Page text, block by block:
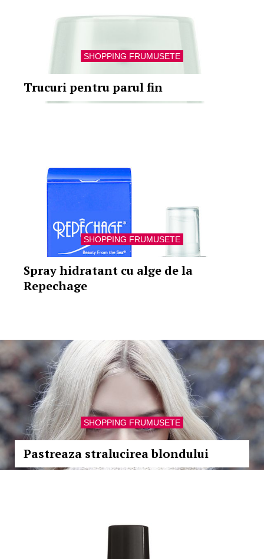
SHOPPING FRUMUSETE
Trucuri pentru parul fin
SHOPPING FRUMUSETE
Spray hidratant cu alge de la
Repechage
SHOPPING FRUMUSETE
Pastreaza stralucirea blondului